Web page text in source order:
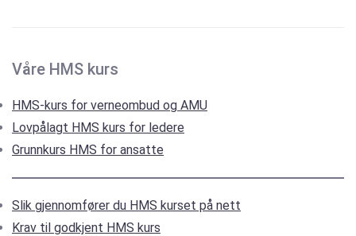
Våre HMS kurs
HMS-kurs for verneombud og AMU
Lovpålagt HMS kurs for ledere
Grunnkurs HMS for ansatte
Slik gjennomfører du HMS kurset på nett
Krav til godkjent HMS kurs